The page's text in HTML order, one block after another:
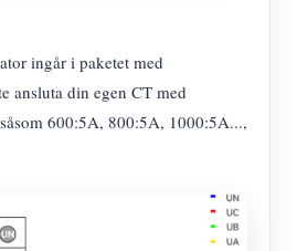
ingår i paketet med
ansluta din egen CT med
600:5A, 800:5A, 1000:5A...,